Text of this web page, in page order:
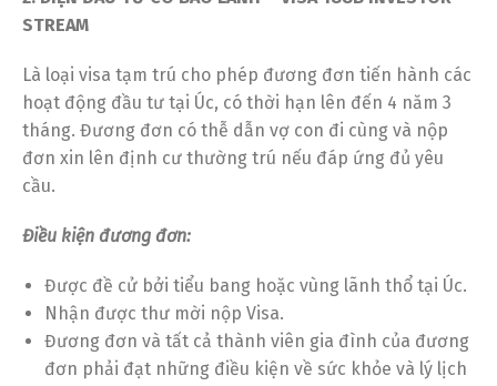
STREAM
Là loại visa tạm trú cho phép đương đơn tiến hành các
hoạt động đầu tư tại Úc, có thời hạn lên đến 4 năm 3
tháng. Đương đơn có thễ dẫn vợ con đi cùng và nộp
đơn xin lên định cư thường trú nếu đáp ứng đủ yêu
cầu.
Điều kiện đương đơn:
Được đề cử bởi tiểu bang hoặc vùng lãnh thổ tại Úc.
Nhận được thư mời nộp Visa.
Đương đơn và tất cả thành viên gia đình của đương
đơn phải đạt những điều kiện về sức khỏe và lý lịch